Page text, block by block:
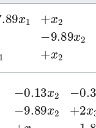
x1+
+2x
=0